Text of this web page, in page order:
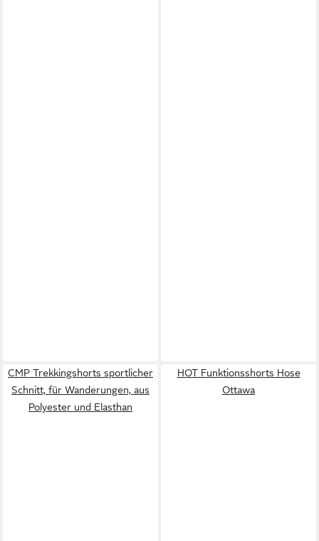
CMP Trekkingshorts sportlicher
Schnitt, für Wanderungen, aus
Polyester und Elasthan
HOT Funktionsshorts Hose
Ottawa